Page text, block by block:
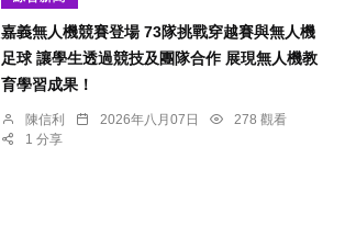
嘉義無人機競賽登場 73隊挑戰穿越賽與無人機
足球 讓學生透過競技及團隊合作 展現無人機教
育學習成果！
陳信利 2026年八月07日
278 觀看
1 分享